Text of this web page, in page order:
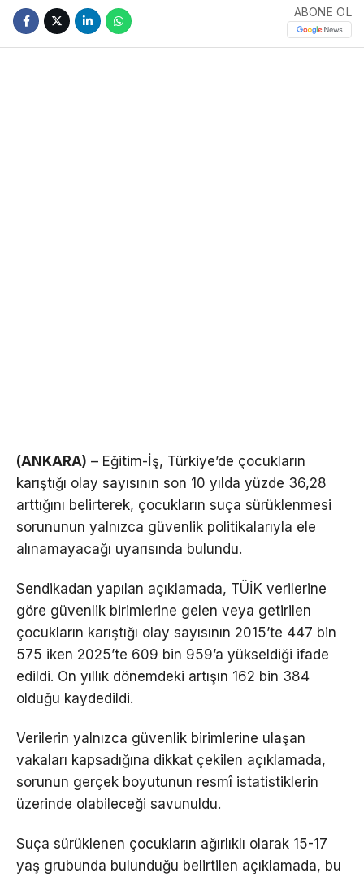
ABONE OL
(ANKARA) – Eğitim-İş, Türkiye’de çocukların
karıştığı olay sayısının son 10 yılda yüzde 36,28
arttığını belirterek, çocukların suça sürüklenmesi
sorununun yalnızca güvenlik politikalarıyla ele
alınamayacağı uyarısında bulundu.
Sendikadan yapılan açıklamada, TÜİK verilerine
göre güvenlik birimlerine gelen veya getirilen
çocukların karıştığı olay sayısının 2015’te 447 bin
575 iken 2025’te 609 bin 959’a yükseldiği ifade
edildi. On yıllık dönemdeki artışın 162 bin 384
olduğu kaydedildi.
Verilerin yalnızca güvenlik birimlerine ulaşan
vakaları kapsadığına dikkat çekilen açıklamada,
sorunun gerçek boyutunun resmî istatistiklerin
üzerinde olabileceği savunuldu.
Suça sürüklenen çocukların ağırlıklı olarak 15-17
yaş grubunda bulunduğu belirtilen açıklamada, bu